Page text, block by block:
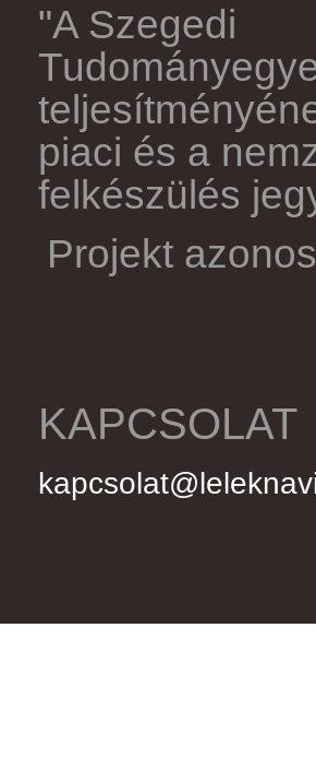
"A Szegedi
piaci és a
felkészülés
Projekt
KAPCSOLAT